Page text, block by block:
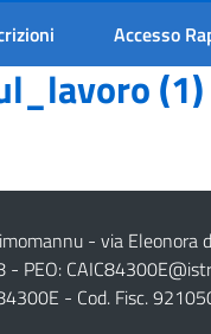
Accesso
(1)
- via Eleonora
- PEO:
- Cod. Fisc.